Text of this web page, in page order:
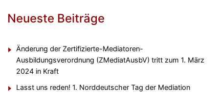
Neueste Beiträge
Änderung der Zertifizierte-Mediatoren-
Ausbildungsverordnung (ZMediatAusbV) tritt zum 1. März
2024 in Kraft
Lasst uns reden! 1. Norddeutscher Tag der Mediation